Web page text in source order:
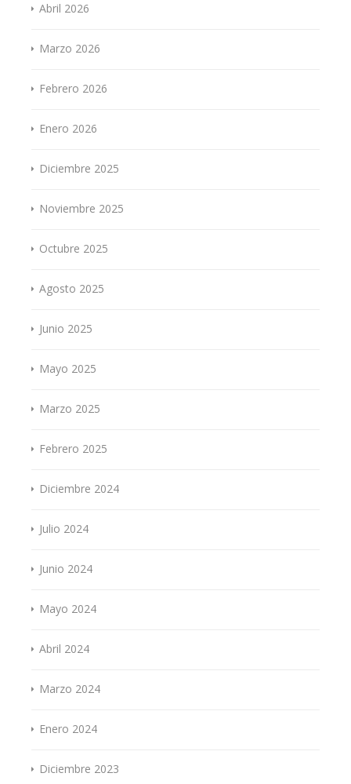
Abril 2026
Marzo 2026
Febrero 2026
Enero 2026
Diciembre 2025
Noviembre 2025
Octubre 2025
Agosto 2025
Junio 2025
Mayo 2025
Marzo 2025
Febrero 2025
Diciembre 2024
Julio 2024
Junio 2024
Mayo 2024
Abril 2024
Marzo 2024
Enero 2024
Diciembre 2023